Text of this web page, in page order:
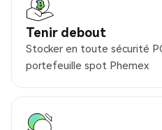
Tenir debout
Stocker en toute sécurité
portefeuille spot Phemex